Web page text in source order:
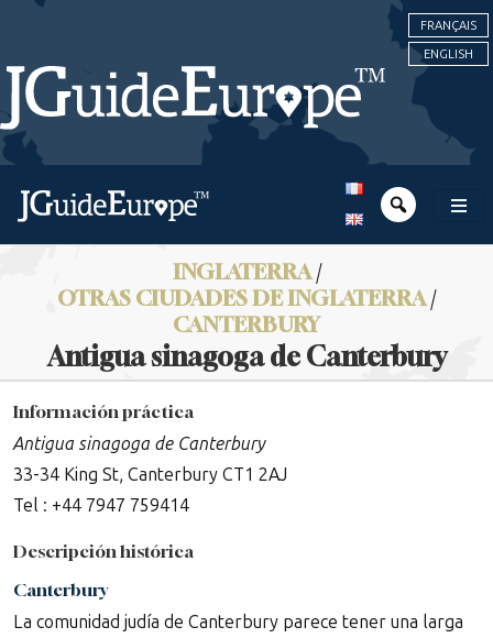
FRANÇAIS
ENGLISH
INGLATERRA/
OTRAS CIUDADES DE INGLATERRA/
CANTERBURY
Antigua sinagoga de Canterbury
Información práctica
Antigua sinagoga de Canterbury
33-34 King St, Canterbury CT1 2AJ
Tel : +44 7947 759414
Descripción histórica
Canterbury
La comunidad judía de Canterbury parece tener una larga